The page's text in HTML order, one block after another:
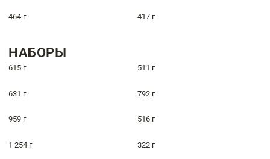
464 г 417 г
НАБОРЫ
615 г 511 г
631 г 792 г
959 г 516 г
1 254 г 322 г